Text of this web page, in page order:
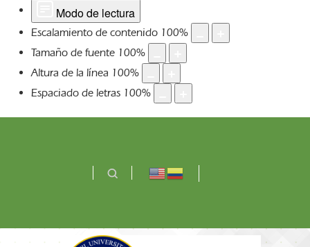
Modo de lectura
Escalamiento de contenido 100%
Tamaño de fuente 100%
Altura de la línea 100%
Espaciado de letras 100%